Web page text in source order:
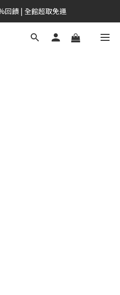
回饋 | 全館超取免運